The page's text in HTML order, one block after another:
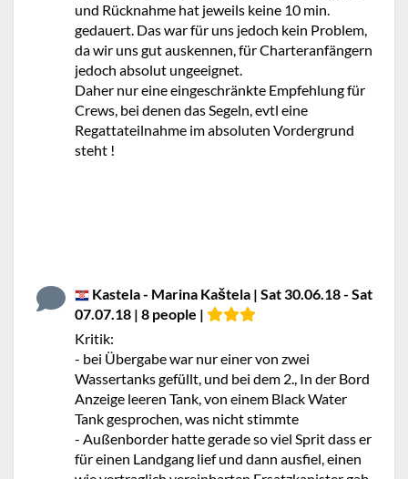
und Rücknahme hat jeweils keine 10 min.
gedauert. Das war für uns jedoch kein Problem,
da wir uns gut auskennen, für Charteranfängern
jedoch absolut ungeeignet.
Daher nur eine eingeschränkte Empfehlung für
Crews, bei denen das Segeln, evtl eine
Regattateilnahme im absoluten Vordergrund
steht !
Kastela - Marina Kaštela | Sat 30.06.18 - Sat
07.07.18 | 8 people |
Kritik:
- bei Übergabe war nur einer von zwei
Wassertanks gefüllt, und bei dem 2., In der Bord
Anzeige leeren Tank, von einem Black Water
Tank gesprochen, was nicht stimmte
- Außenborder hatte gerade so viel Sprit dass er
für einen Landgang lief und dann ausfiel, einen